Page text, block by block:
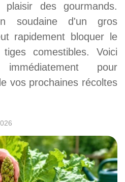
des gourmands.
soudaine d'un gros
rapidement bloquer le
comestibles. Voici
pour
vos prochaines récoltes